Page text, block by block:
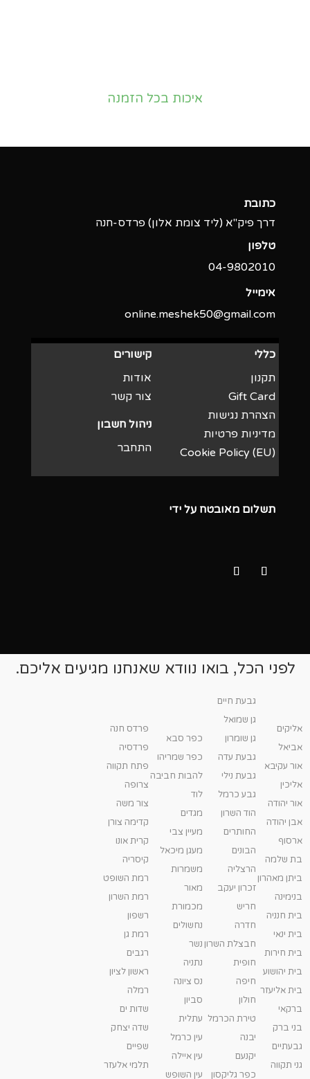
איכות בכל הזמנה
תשלום מאובטח על ידי
קישורים
אודות
צור קשר
ניהול חשבון
התחבר
כללי
תקנון
Gift Card
הצהרת נגישות
מדיניות פרטיות
Cookie Policy (EU)
כתובת
דרך פיק"א (ליד צומת אלון) פרדס-חנה
טלפון
04-9802010‬
אימייל
online.meshek50@gmail.com
לפני הכל, בואו נוודא שאנחנו מגיעים אליכם.
אליקים
אביאל
אור עקיבא
אליכין
אור יהודה
אבן יהודה
ארסוף
בת שלמה
ביתן מאהרון
בנימינה
בית חנניה
בית ינאי
בית חירות
בית יהושוע
בית אליעזר
ברקאי
בני ברק
גבעתיים
גני תקווה
גבעת חיים
גן שמואל
גן שומרון
גבעת עדה
גבעת נילי
גבע כרמל
הוד השרון
החותרים
הבונים
הרצליה
זכרון יעקב
חריש
חדרה
חבצלת השרון
חופית
חיפה
חולון
טירת הכרמל
יבנה
יקנעם
כפר גליקסון
כפר סבא
כפר שמריהו
להבות חביבה
לוד
מגדים
מעיין צבי
מעגן מיכאל
משמרות
מאור
מכמורת
נחשולים
נשר
נתניה
נס ציונה
סביון
עתלית
עין כרמל
עין איילה
עין השופש
פרדס חנה
פרדסיה
פתח תקווה
צרופה
צור משה
קדימה צורן
קרית אונו
קיסריה
רמת השופט
רמת השרון
רשפון
רמת גן
רגבים
ראשון לציון
רמלה
שדות ים
שדה יצחק
שפיים
תלמי אלעזר